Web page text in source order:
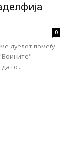
0
дуелот помеѓу
го...